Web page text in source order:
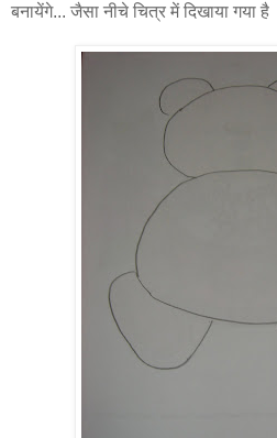
बनायेंगे... जैसा नीचे चित्र में दिखाया गया है